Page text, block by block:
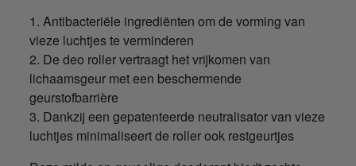
1. Antibacteriële ingrediënten om de vorming van
vieze luchtjes te verminderen
2. De deo roller vertraagt het vrijkomen van
lichaamsgeur met een beschermende
geurstofbarrière
3. Dankzij een gepatenteerde neutralisator van vieze
luchtjes minimaliseert de roller ook restgeurtjes